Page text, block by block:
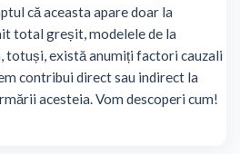
că aceasta apare doar la
total greșit, modelele de la
totuși, există anumiți factori cauzali
contribui direct sau indirect la
acesteia. Vom descoperi cum!